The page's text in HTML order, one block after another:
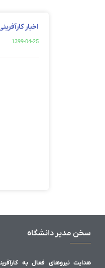
اخبار کارآفرینی
1399-04-25
سخن مدیر دانشگاه
هدایت نیروهای فعال به